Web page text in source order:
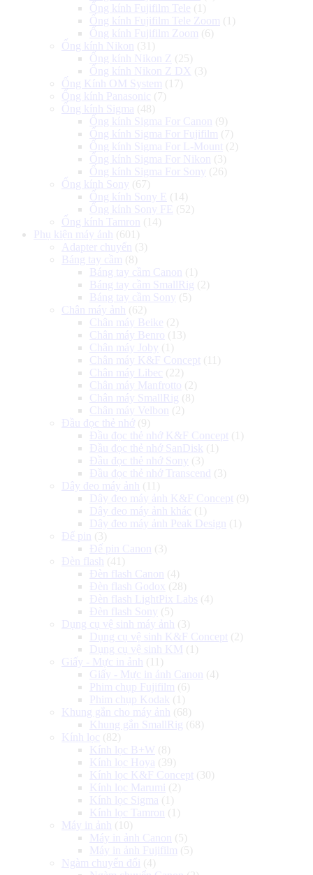
Ống kính Fujifilm Tele (1)
Ống kính Fujifilm Tele Zoom (1)
Ống kính Fujifilm Zoom (6)
Ống kính Nikon
(31)
Ống kính Nikon Z (25)
Ống kính Nikon Z DX (3)
Ống Kính OM System (17)
Ống kính Panasonic (7)
Ống kính Sigma (48)
Ống kính Sigma For Canon
(9)
Ống kính Sigma For Fujifilm (7)
Ống kính Sigma For L-Mount (2)
Ống kính Sigma For Nikon
(3)
Ống kính Sigma For Sony (26)
Ống kính Sony (67)
Ống kính Sony E
(14)
Ống kính Sony FE
(52)
Ống kính Tamron
(14)
Phụ kiện máy ảnh
(601)
Adapter chuyển
(3)
Báng tay cầm (8)
Báng tay cầm Canon
(1)
Báng tay cầm SmallRig (2)
Báng tay cầm Sony (5)
Chân máy ảnh
(62)
Chân máy Beike (2)
Chân máy Benro (13)
Chân máy Joby (1)
Chân máy K&F Concept (11)
Chân máy Libec (22)
Chân máy Manfrotto (2)
Chân máy SmallRig (8)
Chân máy Velbon
(2)
Đầu đọc thẻ nhớ (9)
Đầu đọc thẻ nhớ K&F Concept (1)
Đầu đọc thẻ nhớ SanDisk (1)
Đầu đọc thẻ nhớ Sony (3)
Đầu đọc thẻ nhớ Transcend
(3)
Dây đeo máy ảnh
(11)
Dây đeo máy ảnh K&F Concept (9)
Dây đeo máy ảnh khác (1)
Dây đeo máy ảnh Peak Design
(1)
Đế pin
(3)
Đế pin Canon
(3)
Đèn flash
(41)
Đèn flash Canon
(4)
Đèn flash Godox (28)
Đèn flash LightPix Labs (4)
Đèn flash Sony (5)
Dụng cụ vệ sinh máy ảnh
(3)
Dụng cụ vệ sinh K&F Concept (2)
Dụng cụ vệ sinh KM (1)
Giấy - Mực in ảnh
(11)
Giấy - Mực in ảnh Canon
(4)
Phim chụp Fujifilm (6)
Phim chụp Kodak (1)
Khung gắn cho máy ảnh
(68)
Khung gắn SmallRig (68)
Kính lọc (82)
Kính lọc B+W (8)
Kính lọc Hoya (39)
Kính lọc K&F Concept (30)
Kính lọc Marumi (2)
Kính lọc Sigma (1)
Kính lọc Tamron
(1)
Máy in ảnh
(10)
Máy in ảnh Canon
(5)
Máy in ảnh Fujifilm (5)
Ngàm chuyển đổi (4)